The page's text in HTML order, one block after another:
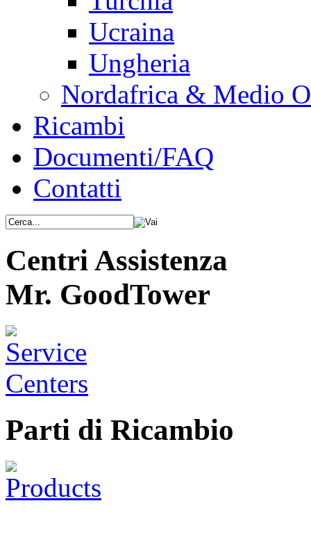
Ucraina
Ungheria
Nordafrica & Medio
Ricambi
Documenti/FAQ
Contatti
Centri Assistenza
Mr. GoodTower
Parti di Ricambio